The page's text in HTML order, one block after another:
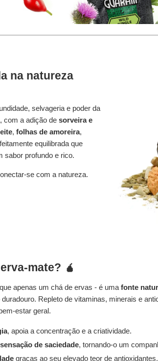
na natureza
selvageria e poder da
com a adição de sorveira e
, folhas de amoreira,
equilibrada que
sabor profundo e rico.
se com a natureza.
mate? 🧉
apenas um chá de ervas - é umafonte
Repleto de vitaminas, minerais e
estar geral.
, apoia a concentração e a criatividade.
sensação de saciedade, tornando-o um
graças ao seu elevado teor de antioxidantes.